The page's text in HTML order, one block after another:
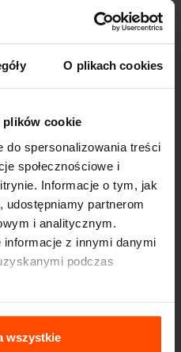
O plikach cookies
plików cookie
spersonalizowania treści
społecznościowe i
Informacje o tym, jak
partnerom
i analitycznym.
informacje z innymi danymi
podczas
na stroniePrinciples
Data
wszystkie